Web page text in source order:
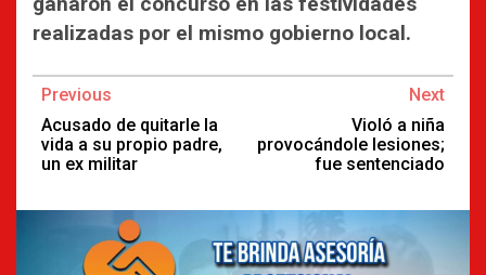
realizadas por el mismo gobierno local.
Continue
Reading
Previous
Acusado de quitarle la
vida a su propio padre,
un ex militar
Next
Violó a niña
provocándole lesiones;
fue sentenciado